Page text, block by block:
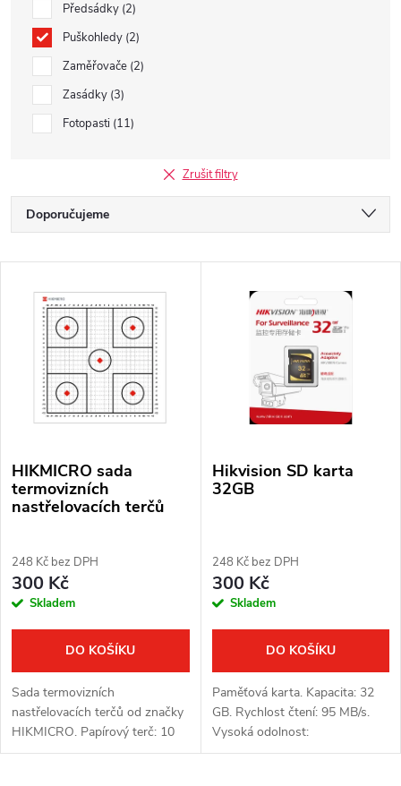
Předsádky 2
Puškohledy 2
Zaměřovače 2
Zasádky 3
Fotopasti 11
Zrušit filtry
Ř
a
p
r
d
u
t
ů
Doporučujeme
Nejprodávanější
Abecedně
p
r
o
d
u
k
t
ů
HIKMICRO sada
termovizních
nastřelovacích terčů
248 Kč bez DPH
300 Kč
Skladem
DO KOŠÍKU
Sada termovizních
nastřelovacích terčů od značky
HIKMICRO. Papírový terč: 10
ks. Velikost papírových terčů:
Hikvision SD karta
32GB
248 Kč bez DPH
300 Kč
Skladem
DO KOŠÍKU
Paměťová karta. Kapacita: 32
GB. Rychlost čtení: 95 MB/s.
Vysoká odolnost:
voděodolnost, odolnost vůči